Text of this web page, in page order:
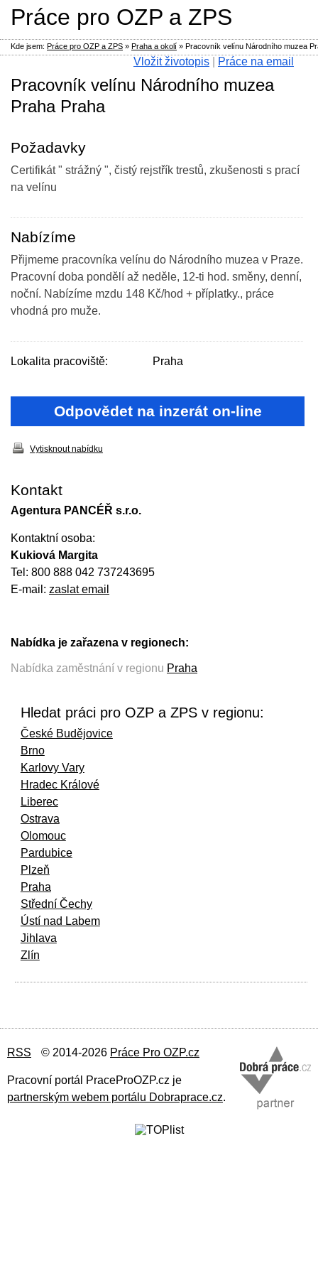
Pracovník velínu Národního muzea
Praha Praha
Požadavky
Certifikát " strážný ", čistý rejstřík trestů, zkušenosti s prací
na velínu
Nabízíme
Přijmeme pracovníka velínu do Národního muzea v Praze.
Pracovní doba pondělí až neděle, 12-ti hod. směny, denní,
noční. Nabízíme mzdu 148 Kč/hod + příplatky., práce
vhodná pro muže.
Lokalita pracoviště: Praha
Odpovědet na inzerát on-line
Vytisknout nabídku
Kontakt
Agentura PANCÉŘ s.r.o.
Kontaktní osoba:
Kukiová Margita
Tel: 800 888 042 737243695
E-mail: zaslat email
Nabídka je zařazena v regionech:
Nabídka zaměstnání v regionu Praha
Hledat práci pro OZP a ZPS v regionu:
České Budějovice
Brno
Karlovy Vary
Hradec Králové
Liberec
Ostrava
Olomouc
Pardubice
Plzeň
Praha
Střední Čechy
Ústí nad Labem
Jihlava
Zlín
Práce pro OZP a ZPS
Vložit životopis Práce na email
RSS © 2014-2026 Práce Pro OZP.cz
Pracovní portál PraceProOZP.cz je
partnerským webem portálu Dobraprace.cz.
Kde jsem: Práce pro OZP a ZPS » Praha a okolí » Pracovník velínu Národního muzea